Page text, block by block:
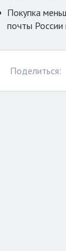
Покупка
почты России
Поделиться: